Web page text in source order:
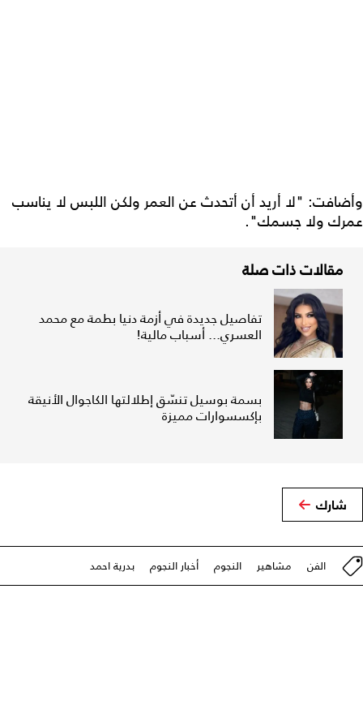
وأضافت: "لا أريد أن أتحدث عن العمر ولكن اللبس لا يناسب
عمرك ولا جسمك".
مقالات ذات صلة
تفاصيل جديدة في أزمة دنيا بطمة مع محمد
العسري... أسباب مالية!
بسمة بوسيل تنسّق إطلالتها الكاجوال الأنيقة
بإكسسوارات مميزة
شارك
الفن مشاهير النجوم أخبار النجوم بدرية احمد